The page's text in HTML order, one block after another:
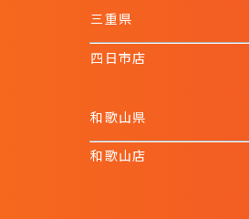
三重県
四日市店
和歌山県
和歌山店